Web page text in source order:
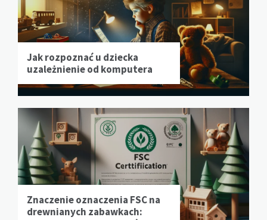
Jak rozpoznać u dziecka
uzależnienie od komputera
Znaczenie oznaczenia FSC na
drewnianych zabawkach: